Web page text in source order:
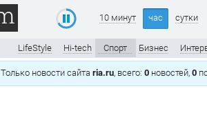
10 минут час сутки
LifeStyle Hi-tech Спорт Бизнес
Только новости сайта ria.ru, всего: 0 новостей, 0